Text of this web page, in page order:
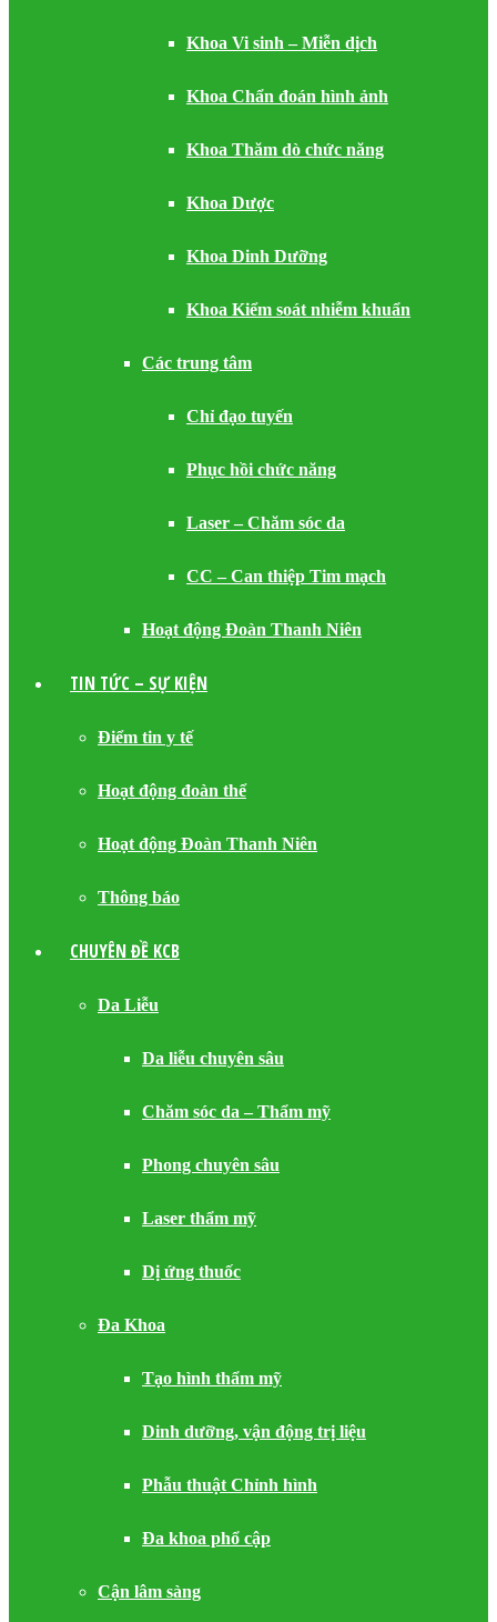
Khoa Vi sinh – Miễn dịch
Khoa Chẩn đoán hình ảnh
Khoa Thăm dò chức năng
Khoa Dược
Khoa Dinh Dưỡng
Khoa Kiểm soát nhiễm khuẩn
Các trung tâm
Chỉ đạo tuyến
Phục hồi chức năng
Laser – Chăm sóc da
CC – Can thiệp Tim mạch
Hoạt động Đoàn Thanh Niên
TIN TỨC – SỰ KIỆN
Điểm tin y tế
Hoạt động đoàn thể
Hoạt động Đoàn Thanh Niên
Thông báo
CHUYÊN ĐỀ KCB
Da Liễu
Da liễu chuyên sâu
Chăm sóc da – Thẩm mỹ
Phong chuyên sâu
Laser thẩm mỹ
Dị ứng thuốc
Đa Khoa
Tạo hình thẩm mỹ
Dinh dưỡng, vận động trị liệu
Phẫu thuật Chỉnh hình
Đa khoa phổ cập
Cận lâm sàng